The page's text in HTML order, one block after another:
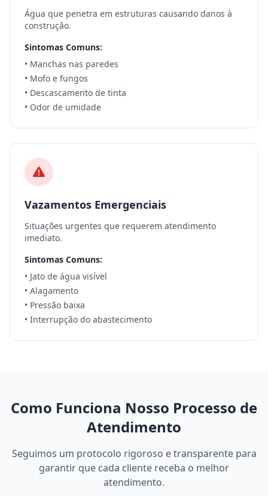
Água que penetra em estruturas causando danos à
construção.
Sintomas Comuns:
• Manchas nas paredes
• Mofo e fungos
• Descascamento de tinta
• Odor de umidade
Vazamentos Emergenciais
Situações urgentes que requerem atendimento
imediato.
Sintomas Comuns:
• Jato de água visível
• Alagamento
• Pressão baixa
• Interrupção do abastecimento
Como Funciona Nosso Processo de
Atendimento
Seguimos um protocolo rigoroso e transparente para
garantir que cada cliente receba o melhor
atendimento.